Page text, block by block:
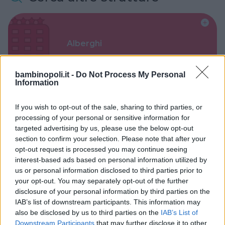
bambinopoli.it - Do Not Process My Personal
Information
If you wish to opt-out of the sale, sharing to third parties, or
processing of your personal or sensitive information for
targeted advertising by us, please use the below opt-out
section to confirm your selection. Please note that after your
opt-out request is processed you may continue seeing
interest-based ads based on personal information utilized by
us or personal information disclosed to third parties prior to
your opt-out. You may separately opt-out of the further
disclosure of your personal information by third parties on the
IAB’s list of downstream participants. This information may
also be disclosed by us to third parties on the IAB’s List of
Downstream Participants that may further disclose it to other
Alberghi
Valigie per il Parto
Corsi di Lingua per bambini